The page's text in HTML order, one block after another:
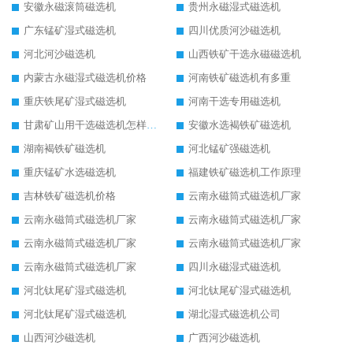
安徽永磁滚筒磁选机
贵州永磁湿式磁选机
广东锰矿湿式磁选机
四川优质河沙磁选机
河北河沙磁选机
山西铁矿干选永磁磁选机
内蒙古永磁湿式磁选机价格
河南铁矿磁选机有多重
重庆铁尾矿湿式磁选机
河南干选专用磁选机
甘肃矿山用干选磁选机怎样调磁
安徽水选褐铁矿磁选机
湖南褐铁矿磁选机
河北锰矿强磁选机
重庆锰矿水选磁选机
福建铁矿磁选机工作原理
吉林铁矿磁选机价格
云南永磁筒式磁选机厂家
云南永磁筒式磁选机厂家
云南永磁筒式磁选机厂家
云南永磁筒式磁选机厂家
云南永磁筒式磁选机厂家
云南永磁筒式磁选机厂家
四川永磁湿式磁选机
河北钛尾矿湿式磁选机
河北钛尾矿湿式磁选机
河北钛尾矿湿式磁选机
湖北湿式磁选机公司
山西河沙磁选机
广西河沙磁选机